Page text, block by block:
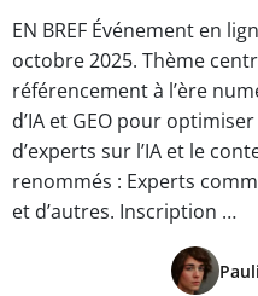
EN BREF Événement en
octobre 2025. Thème
référencement à l’ère
d’IA et GEO pour
d’experts sur l’IA et le
renommés : Experts
et d’autres. Inscription …